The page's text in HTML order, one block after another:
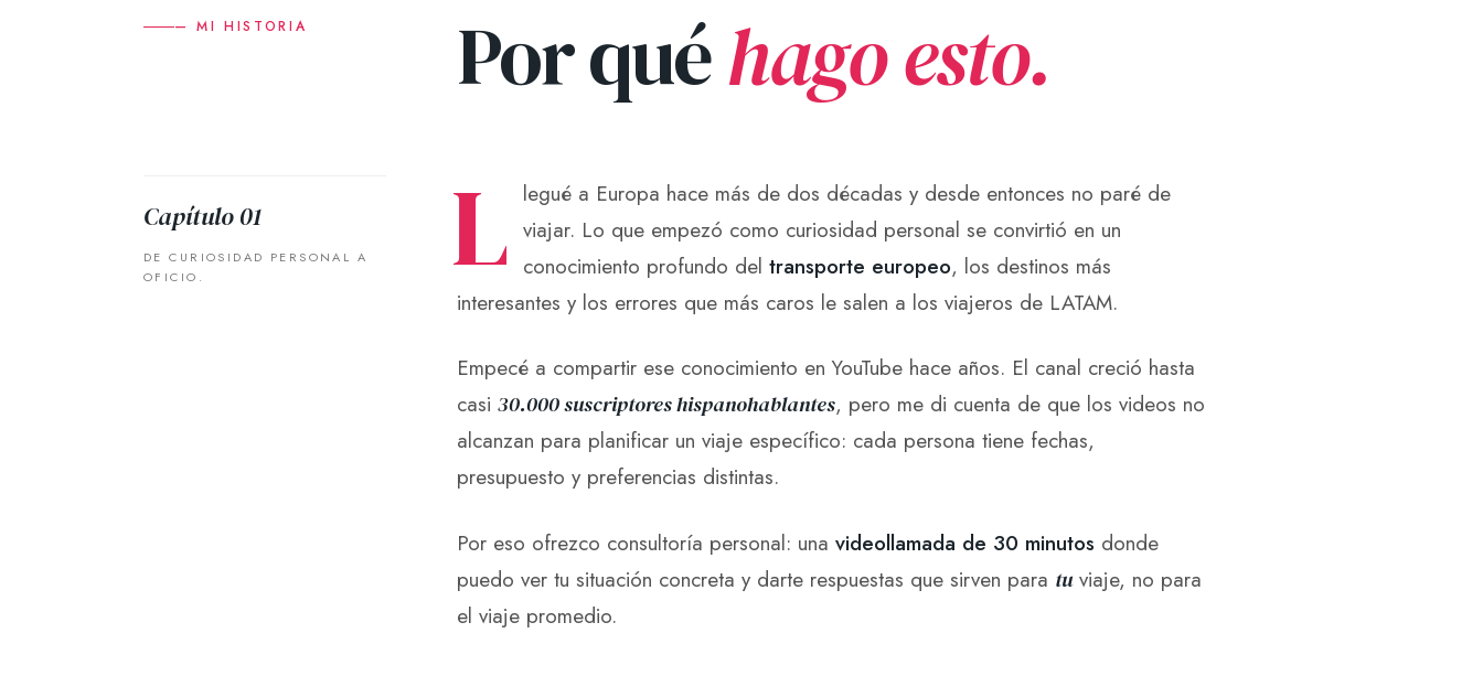
— MI HISTORIA Por quéhago esto.
Capítulo 01
DE CURIOSIDAD PERSONAL A
OFICIO.
L legué a Europa hace más de dos décadas y desde entonces no paré de
viajar. Lo que empezó como curiosidad personal se convirtió en un
conocimiento profundo del transporte europeo, los destinos más
interesantes y los errores que más caros le salen a los viajeros de LATAM.
Empecé a compartir ese conocimiento en YouTube hace años. El canal creció hasta
casi 30.000 suscriptores hispanohablantes, pero me di cuenta de que los videos no
alcanzan para planificar un viaje específico: cada persona tiene fechas,
presupuesto y preferencias distintas.
Por eso ofrezco consultoría personal: una videollamada de 30 minutos donde
puedo ver tu situación concreta y darte respuestas que sirven para tuviaje, no para
el viaje promedio.